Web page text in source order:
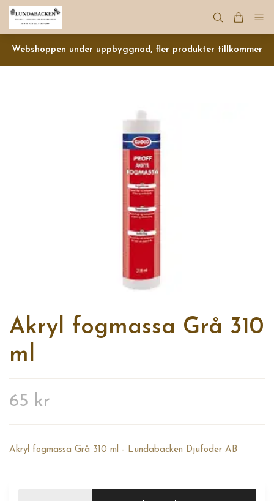
Webshoppen under uppbyggnad, fler produkter tillkommer
Akryl fogmassa Grå 310
ml
65 kr
Akryl fogmassa Grå 310 ml - Lundabacken Djufoder AB